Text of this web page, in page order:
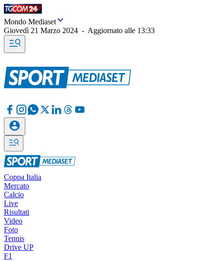
Mondo Mediaset
Giovedì 21 Marzo 2024 - Aggiornato alle 13:33
Coppa Italia
Mercato
Calcio
Live
Risultati
Video
Foto
Tennis
Drive UP
F1